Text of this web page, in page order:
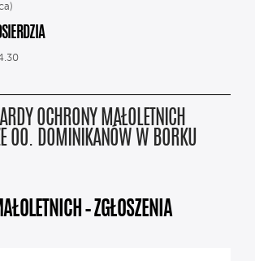
OCHRONY MAŁOLETNICH
OO. DOMINIKANÓW W BORKU
– ZGŁOSZENIA